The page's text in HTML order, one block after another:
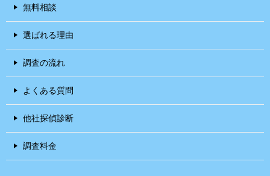
無料相談
選ばれる理由
調査の流れ
よくある質問
他社探偵診断
調査料金